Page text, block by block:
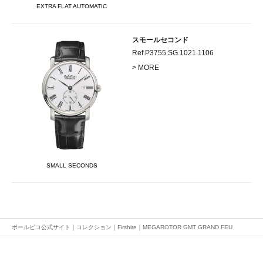
EXTRA FLAT AUTOMATIC
スモールセコンド
Ref.P3755.SG.1021.1106
> MORE
SMALL SECONDS
ポールピコ公式サイト ｜ コレクション ｜ Firshire ｜ MEGAROTOR GMT GRAND FEU